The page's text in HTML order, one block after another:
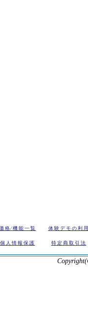
格⁄機能一覧 体験デモの利
個人情報保護 特定商取引法